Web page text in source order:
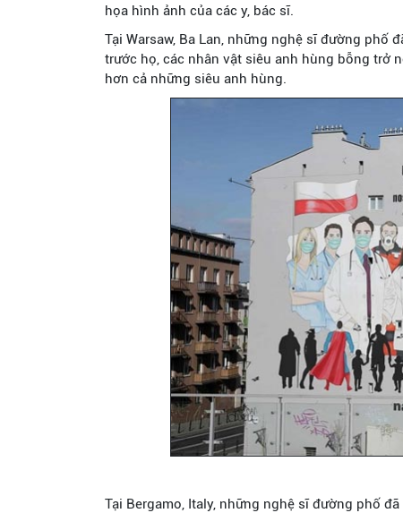
họa hình ảnh của các y, bác sĩ.
Tại Warsaw, Ba Lan, những nghệ sĩ đường phố
trước họ, các nhân vật siêu anh hùng bỗng trở
hơn cả những siêu anh hùng.
Tại Bergamo, Italy, những nghệ sĩ đường phố